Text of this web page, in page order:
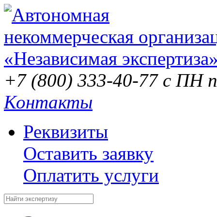
+7 (800) 333-40-77 с ПН
Контакты
Реквизиты
Оставить заявку
Оплатить услуги